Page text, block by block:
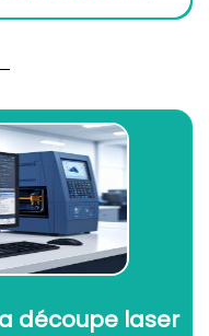
découpe laser